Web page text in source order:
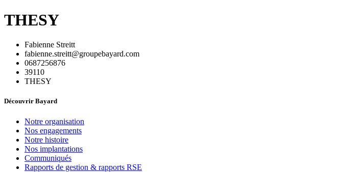
THESY
Fabienne Streitt
fabienne.streitt@groupebayard.com
0687256876
39110
THESY
Découvrir Bayard
Notre organisation
Nos engagements
Notre histoire
Nos implantations
Communiqués
Rapports de gestion & rapports RSE